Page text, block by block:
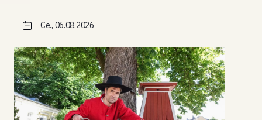
Ce., 06.08.2026